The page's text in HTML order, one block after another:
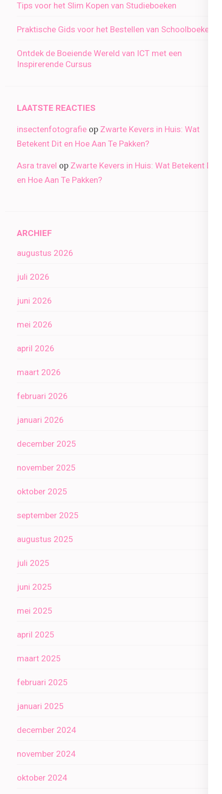
Tips voor het Slim Kopen van Studieboeken
Praktische Gids voor het Bestellen van Schoolboeken
Ontdek de Boeiende Wereld van ICT met een
Inspirerende Cursus
LAATSTE REACTIES
insectenfotografie op Zwarte Kevers in Huis: Wat
Betekent Dit en Hoe Aan Te Pakken?
Asra travel op Zwarte Kevers in Huis: Wat Betekent Dit
en Hoe Aan Te Pakken?
ARCHIEF
augustus 2026
juli 2026
juni 2026
mei 2026
april 2026
maart 2026
februari 2026
januari 2026
december 2025
november 2025
oktober 2025
september 2025
augustus 2025
juli 2025
juni 2025
mei 2025
april 2025
maart 2025
februari 2025
januari 2025
december 2024
november 2024
oktober 2024